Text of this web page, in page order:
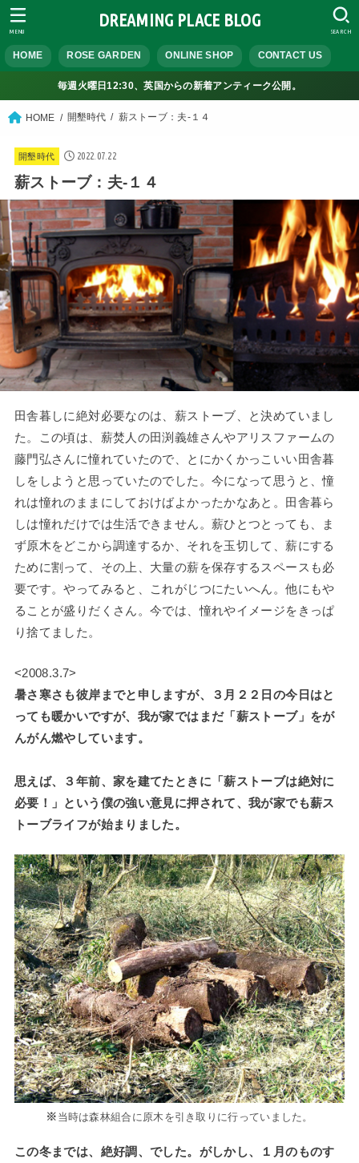
DREAMING PLACE BLOG
HOME ROSE GARDEN ONLINE SHOP CONTACT US
SEARCH
MENU
毎週火曜日12:30、英国からの新着アンティーク公開。
HOME 開墾時代 薪ストーブ：夫-１４
開墾時代 2022.07.22
薪ストーブ：夫-１４
田舎暮しに絶対必要なのは、薪ストーブ、と決めていまし
た。この頃は、薪焚人の田渕義雄さんやアリスファームの
藤門弘さんに憧れていたので、とにかくかっこいい田舎暮
しをしようと思っていたのでした。今になって思うと、憧
れは憧れのままにしておけばよかったかなあと。田舎暮ら
しは憧れだけでは生活できません。薪ひとつとっても、ま
ず原木をどこから調達するか、それを玉切して、薪にする
ために割って、その上、大量の薪を保存するスペースも必
要です。やってみると、これがじつにたいへん。他にもや
ることが盛りだくさん。今では、憧れやイメージをきっぱ
り捨てました。
<2008.3.7>
暑さ寒さも彼岸までと申しますが、３月２２日の今日はと
っても暖かいですが、我が家ではまだ「薪ストーブ」をが
んがん燃やしています。
思えば、３年前、家を建てたときに「薪ストーブは絶対に
必要！」という僕の強い意見に押されて、我が家でも薪ス
トーブライフが始まりました。
※ 当時は森林組合に原木を引き取りに行っていました。
この冬までは、絶好調、でした。がしかし、１月のものす